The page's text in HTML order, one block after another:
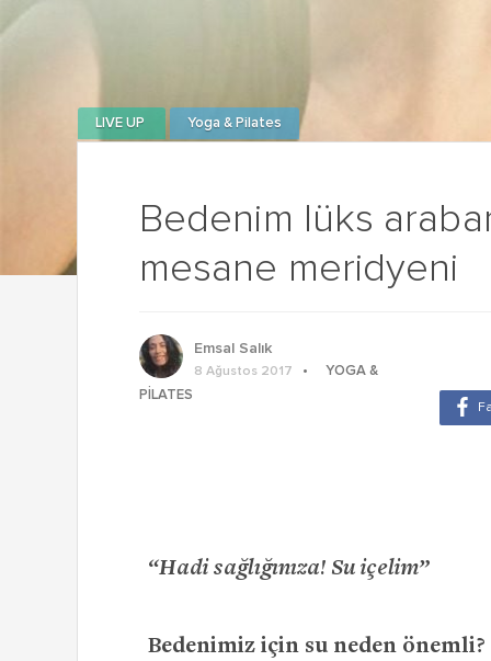
Bedenim lüks
mesane meridyeni
LIVE UP Yoga & Pilates
Emsal Salık
8 Ağustos 2017
YOGA &
PILATES
“Hadi sağlığınıza! Su içelim”
Bedenimiz için su neden önemli?